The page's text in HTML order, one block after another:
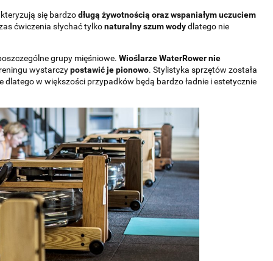
się bardzodługą żywotnością oraz wspaniałym uczuciem
ćwiczenia słychać tylkonaturalny szum wodydlatego nie
grupy mięśniowe. Wioślarze WaterRower nie
wystarczypostawić je pionowo. Stylistyka sprzętów została
w większości przypadków będą bardzo ładnie i estetycznie